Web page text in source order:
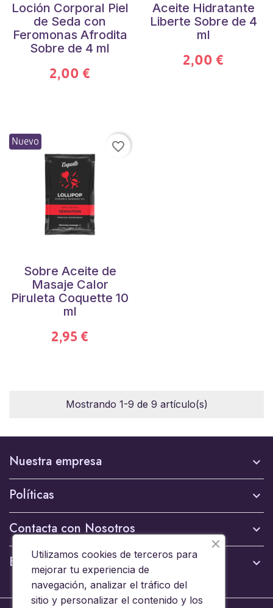
Loción Corporal Piel
de Seda con
Feromonas Afrodita
Sobre de 4 ml
2,00 €
Aceite Hidratante
Liberte Sobre de 4
ml
2,00 €
Nuevo
Sobre Aceite de
Masaje Calor
Piruleta Coquette 10
ml
2,95 €
favorite_border
Mostrando 1-9 de 9 artículo(s)
Nuestra empresa 
Políticas 
Contacta con Nosotros 
Boletín 
Utilizamos cookies de terceros para
mejorar tu experiencia de
navegación, analizar el tráfico del
sitio y personalizar el contenido y los